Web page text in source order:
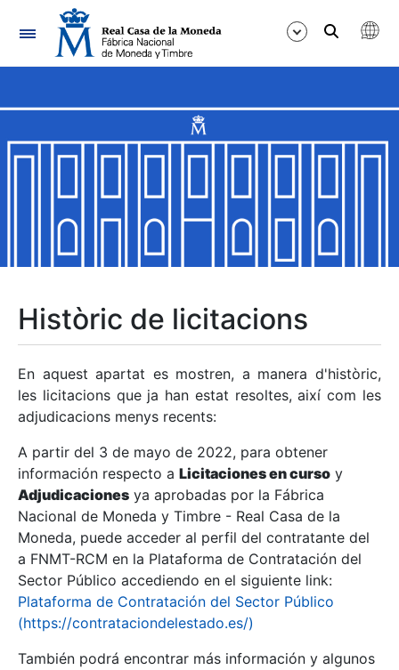
Navegació
Mostra/Amaga
Mostra/Amaga
Mostra/Amaga
Mostra/Amaga
Mostra/Amaga
Històric de licitacions
En aquest apartat es mostren, a manera d'històric,
les licitacions que ja han estat resoltes, així com les
adjudicacions menys recents:
A partir del 3 de mayo de 2022, para obtener
información respecto a Licitaciones en curso y
Adjudicaciones ya aprobadas por la Fábrica
Nacional de Moneda y Timbre - Real Casa de la
Moneda, puede acceder al perfil del contratante del
a FNMT-RCM en la Plataforma de Contratación del
Sector Público accediendo en el siguiente link:
Plataforma de Contratación del Sector Público
(https://contrataciondelestado.es/)
También podrá encontrar más información y algunos